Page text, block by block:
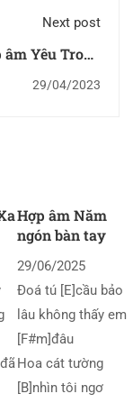
Next post
âm Yêu Trong
29/04/2023
Hợp âm Năm
ngón bàn tay
29/06/2025
Đoá tú [E]cầu bảo
lâu không thấy em
[F#m]đâu
Hoa cát tường
[B]nhìn tôi ngơ